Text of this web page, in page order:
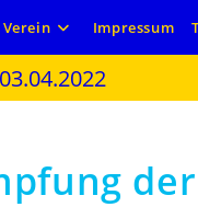
Verein Impressum
der